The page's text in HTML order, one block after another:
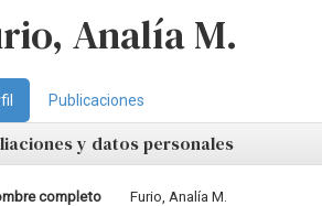
Analía M.
Publicaciones
y datos personales
completo Furio, Analía M.